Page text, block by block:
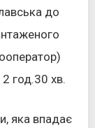
до
год.30 хв.
яка впадає